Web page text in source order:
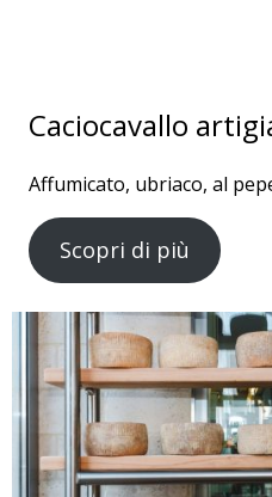
Caciocavallo
Affumicato, ubriaco, al
Scopri di più